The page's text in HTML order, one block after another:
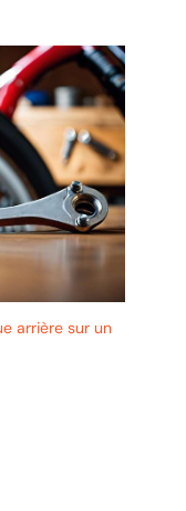
arrière sur un